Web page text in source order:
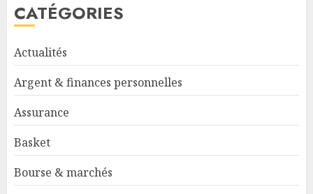
CATÉGORIES
Actualités
Argent & finances personnelles
Assurance
Basket
Bourse & marchés